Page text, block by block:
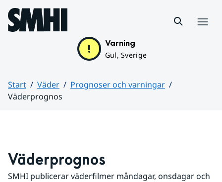
Hoppa till sidans innehåll
Varning
Gul, Sverige
Start Väder
Prognoser och varningar
Väderprognos
Väderprognos
SMHI publicerar väderfilmer måndagar, onsdagar och